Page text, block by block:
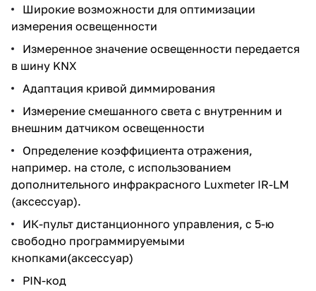
Широкие возможности для оптимизации
измерения освещенности
Измеренное значение освещенности передается
в шину KNX
Адаптация кривой диммирования
Измерение смешанного света с внутренним и
внешним датчиком освещенности
Определение коэффициента отражения,
например. на столе, с использованием
дополнительного инфракрасного Luxmeter IR-LM
(аксессуар).
ИК-пульт дистанционного управления, с 5-ю
свободно программируемыми
кнопками(аксессуар)
PIN-код